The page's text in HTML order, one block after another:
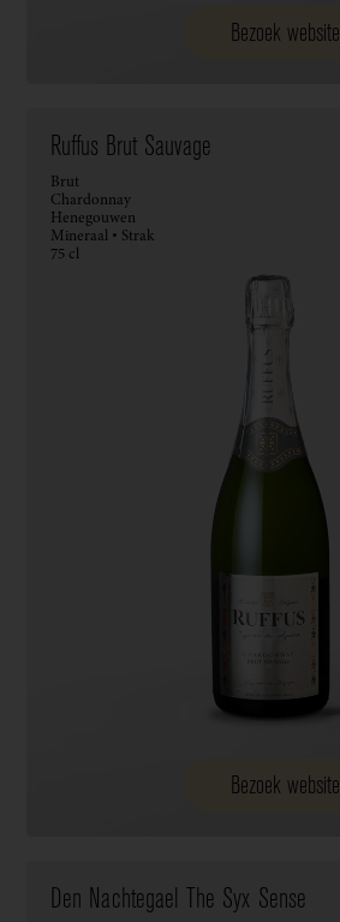
Bezoek website
Ruffus Brut Sauvage
Brut
Chardonnay
Henegouwen
Mineraal • Strak
75 cl
Bezoek website
Den Nachtegael The Syx Sense